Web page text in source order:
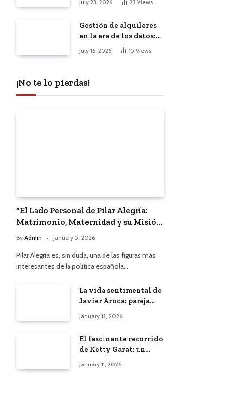
trabajadores remotos
July 23, 2026 23 Views
Gestión de alquileres
en la era de los datos:
El impacto de la
inteligencia artificial
July 16, 2026 15 Views
¡No te lo pierdas!
“El Lado Personal de Pilar Alegría:
Matrimonio, Maternidad y su Misión
Política”
By Admin January 5, 2026
Pilar Alegría es, sin duda, una de las figuras más
interesantes de la política española…
La vida sentimental de
Javier Aroca: pareja
Àngels Barceló
January 13, 2026
El fascinante recorrido
de Ketty Garat: un
bodas
January 11, 2026